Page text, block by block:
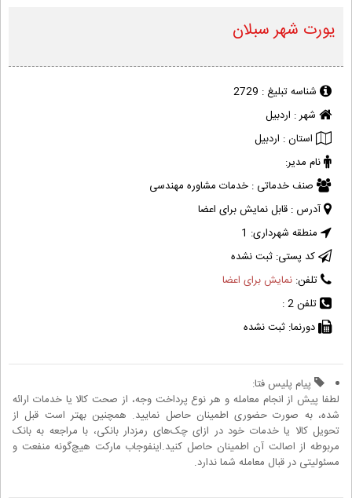
یورت شهر سبلان
شناسه تبلیغ : 2729
شهر : اردبیل
استان : اردبیل
نام مدیر:
صنف خدماتی : خدمات مشاوره مهندسی
آدرس : قابل نمایش برای اعضا
منطقه شهرداری: 1
کد پستی: ثبت نشده
تلفن: نمایش برای اعضا
تلفن 2 :
دورنما: ثبت نشده
پیام پلیس فتا:
لطفا پیش از انجام معامله و هر نوع پرداخت وجه، از صحت کالا یا خدمات ارائه
شده، به صورت حضوری اطمینان حاصل نمایید. همچنین بهتر است قبل از
تحویل کالا یا خدمات خود در ازای چک‌های رمزدار بانکی، با مراجعه به بانک
مربوطه از اصالت آن اطمینان حاصل کنید.اینفوجاب مارکت هیچ‌گونه منفعت و
مسئولیتی در قبال معامله شما ندارد.